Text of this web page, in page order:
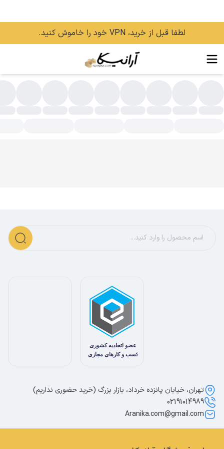
لطفا قبل از خرید، VPN خود را خاموش کنید.
تهران، خیابان پانزده خرداد، بازار بزرگ (خرید حضوری نداریم)
02191014989
Aranika.com@gmail.com